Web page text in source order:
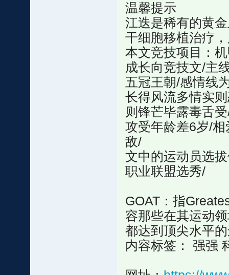
温馨提示
江迭是稀有的黄
干细胞移植治疗
本文竞技项目：
成长向竞技文/主
五冠王朝/感情线
长得风流多情实
则锋芒毕露毒舌
攻受年龄差6岁/
敌/
文中的运动员选
职业联盟选秀/
GOAT：指
容那些在其运动
都达到顶尖水平
内容标签： 强强